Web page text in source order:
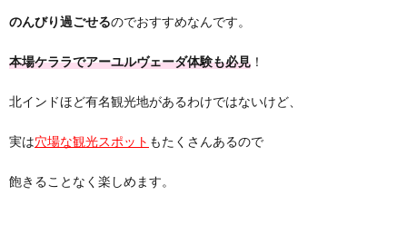
のんびり過ごせるのでおすすめなんです。
本場ケララでアーユルヴェーダ体験も必見 ！
北インドほど有名観光地があるわけではないけど、
実は穴場な観光スポット もたくさんあるので
飽きることなく楽しめます。